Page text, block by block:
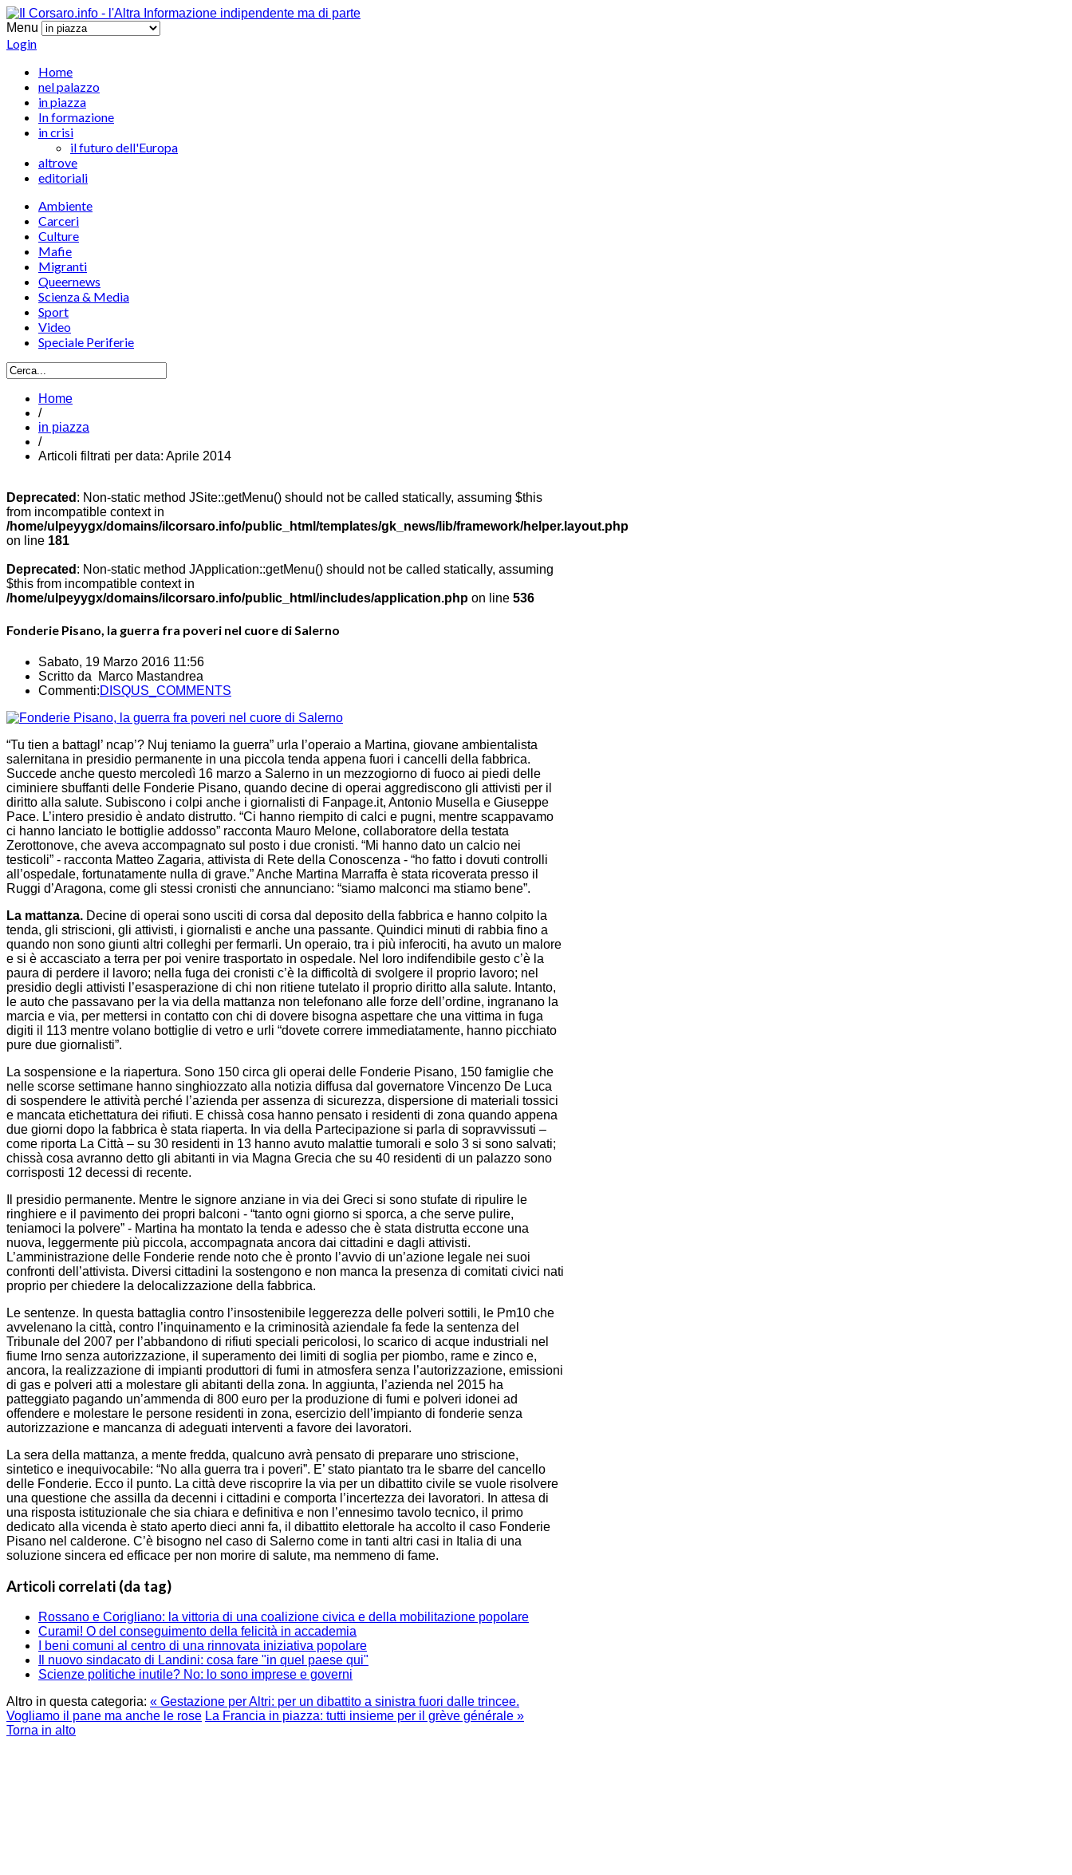
Menu
Login
Home
nel palazzo
in piazza
In formazione
in crisi
il futuro dell'Europa
altrove
editoriali
Ambiente
Carceri
Culture
Mafie
Migranti
Queernews
Scienza & Media
Sport
Video
Speciale Periferie
Home
/
in piazza
/
Articoli filtrati per data: Aprile 2014
Deprecated : Non-static method JSite::getMenu() should not be called statically, assuming $this
from incompatible context in
/home/ulpeyygx/domains/ilcorsaro.info/public_html/templates/gk_news/lib/framework/helper.layout.php
on line 181
Deprecated : Non-static method JApplication::getMenu() should not be called statically, assuming
$this from incompatible context in
/home/ulpeyygx/domains/ilcorsaro.info/public_html/includes/application.php on line 536
Fonderie Pisano, la guerra fra poveri nel cuore di Salerno
Sabato, 19 Marzo 2016 11:56
Scritto da Marco Mastandrea
Commenti:DISQUS_COMMENTS
“Tu tien a battagl’ ncap’? Nuj teniamo la guerra” urla l’operaio a Martina, giovane ambientalista
salernitana in presidio permanente in una piccola tenda appena fuori i cancelli della fabbrica.
Succede anche questo mercoledì 16 marzo a Salerno in un mezzogiorno di fuoco ai piedi delle
ciminiere sbuffanti delle Fonderie Pisano, quando decine di operai aggrediscono gli attivisti per il
diritto alla salute. Subiscono i colpi anche i giornalisti di Fanpage.it, Antonio Musella e Giuseppe
Pace. L’intero presidio è andato distrutto. “Ci hanno riempito di calci e pugni, mentre scappavamo
ci hanno lanciato le bottiglie addosso” racconta Mauro Melone, collaboratore della testata
Zerottonove, che aveva accompagnato sul posto i due cronisti. “Mi hanno dato un calcio nei
testicoli” - racconta Matteo Zagaria, attivista di Rete della Conoscenza - “ho fatto i dovuti controlli
all’ospedale, fortunatamente nulla di grave.” Anche Martina Marraffa è stata ricoverata presso il
Ruggi d’Aragona, come gli stessi cronisti che annunciano: “siamo malconci ma stiamo bene”.
La mattanza. Decine di operai sono usciti di corsa dal deposito della fabbrica e hanno colpito la
tenda, gli striscioni, gli attivisti, i giornalisti e anche una passante. Quindici minuti di rabbia fino a
quando non sono giunti altri colleghi per fermarli. Un operaio, tra i più inferociti, ha avuto un malore
e si è accasciato a terra per poi venire trasportato in ospedale. Nel loro indifendibile gesto c’è la
paura di perdere il lavoro; nella fuga dei cronisti c’è la difficoltà di svolgere il proprio lavoro; nel
presidio degli attivisti l’esasperazione di chi non ritiene tutelato il proprio diritto alla salute. Intanto,
le auto che passavano per la via della mattanza non telefonano alle forze dell’ordine, ingranano la
marcia e via, per mettersi in contatto con chi di dovere bisogna aspettare che una vittima in fuga
digiti il 113 mentre volano bottiglie di vetro e urli “dovete correre immediatamente, hanno picchiato
pure due giornalisti”.
La sospensione e la riapertura. Sono 150 circa gli operai delle Fonderie Pisano, 150 famiglie che
nelle scorse settimane hanno singhiozzato alla notizia diffusa dal governatore Vincenzo De Luca
di sospendere le attività perché l’azienda per assenza di sicurezza, dispersione di materiali tossici
e mancata etichettatura dei rifiuti. E chissà cosa hanno pensato i residenti di zona quando appena
due giorni dopo la fabbrica è stata riaperta. In via della Partecipazione si parla di sopravvissuti –
come riporta La Città – su 30 residenti in 13 hanno avuto malattie tumorali e solo 3 si sono salvati;
chissà cosa avranno detto gli abitanti in via Magna Grecia che su 40 residenti di un palazzo sono
corrisposti 12 decessi di recente.
Il presidio permanente. Mentre le signore anziane in via dei Greci si sono stufate di ripulire le
ringhiere e il pavimento dei propri balconi - “tanto ogni giorno si sporca, a che serve pulire,
teniamoci la polvere” - Martina ha montato la tenda e adesso che è stata distrutta eccone una
nuova, leggermente più piccola, accompagnata ancora dai cittadini e dagli attivisti.
L’amministrazione delle Fonderie rende noto che è pronto l’avvio di un’azione legale nei suoi
confronti dell’attivista. Diversi cittadini la sostengono e non manca la presenza di comitati civici nati
proprio per chiedere la delocalizzazione della fabbrica.
Le sentenze. In questa battaglia contro l’insostenibile leggerezza delle polveri sottili, le Pm10 che
avvelenano la città, contro l’inquinamento e la criminosità aziendale fa fede la sentenza del
Tribunale del 2007 per l’abbandono di rifiuti speciali pericolosi, lo scarico di acque industriali nel
fiume Irno senza autorizzazione, il superamento dei limiti di soglia per piombo, rame e zinco e,
ancora, la realizzazione di impianti produttori di fumi in atmosfera senza l’autorizzazione, emissioni
di gas e polveri atti a molestare gli abitanti della zona. In aggiunta, l’azienda nel 2015 ha
patteggiato pagando un’ammenda di 800 euro per la produzione di fumi e polveri idonei ad
offendere e molestare le persone residenti in zona, esercizio dell’impianto di fonderie senza
autorizzazione e mancanza di adeguati interventi a favore dei lavoratori.
La sera della mattanza, a mente fredda, qualcuno avrà pensato di preparare uno striscione,
sintetico e inequivocabile: “No alla guerra tra i poveri”. E’ stato piantato tra le sbarre del cancello
delle Fonderie. Ecco il punto. La città deve riscoprire la via per un dibattito civile se vuole risolvere
una questione che assilla da decenni i cittadini e comporta l’incertezza dei lavoratori. In attesa di
una risposta istituzionale che sia chiara e definitiva e non l’ennesimo tavolo tecnico, il primo
dedicato alla vicenda è stato aperto dieci anni fa, il dibattito elettorale ha accolto il caso Fonderie
Pisano nel calderone. C’è bisogno nel caso di Salerno come in tanti altri casi in Italia di una
soluzione sincera ed efficace per non morire di salute, ma nemmeno di fame.
Articoli correlati (da tag)
Rossano e Corigliano: la vittoria di una coalizione civica e della mobilitazione popolare
Curami! O del conseguimento della felicità in accademia
I beni comuni al centro di una rinnovata iniziativa popolare
Il nuovo sindacato di Landini: cosa fare "in quel paese qui"
Scienze politiche inutile? No: lo sono imprese e governi
Altro in questa categoria: « Gestazione per Altri: per un dibattito a sinistra fuori dalle trincee.
Vogliamo il pane ma anche le rose La Francia in piazza: tutti insieme per il grève générale »
Torna in alto